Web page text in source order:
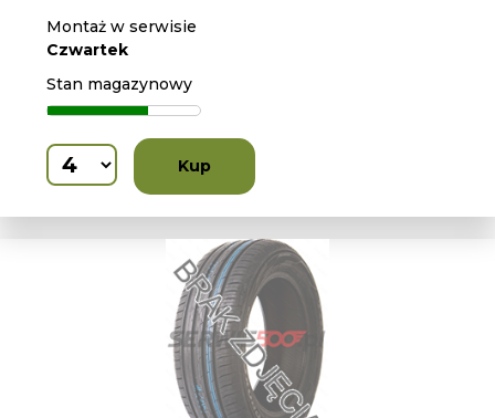
Montaż w serwisie
Czwartek
Stan magazynowy
Kup